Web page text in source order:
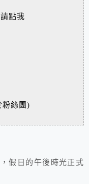
請點我
粉絲團)
假日的午後時光正式